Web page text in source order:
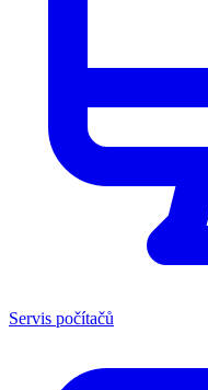
Servis počítačů